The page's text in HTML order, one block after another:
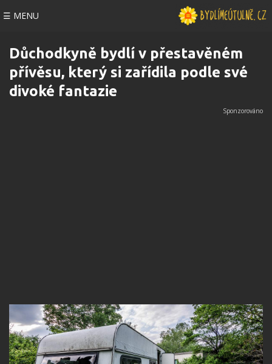
☰ MENU
Důchodkyně bydlí v přestavěném
přívěsu, který si zařídila podle své
divoké fantazie